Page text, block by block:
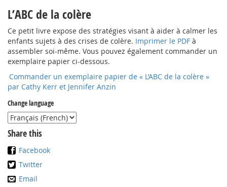
L’ABC de la colère
Ce petit livre expose des stratégies visant à aider à calmer les
enfants sujets à des crises de colère. Imprimer le PDF à
assembler soi-même. Vous pouvez également commander un
exemplaire papier ci-dessous.
Commander un exemplaire papier de « L’ABC de la colère »
par Cathy Kerr et Jennifer Anzin
Change language
Share this
Facebook
Twitter
Email